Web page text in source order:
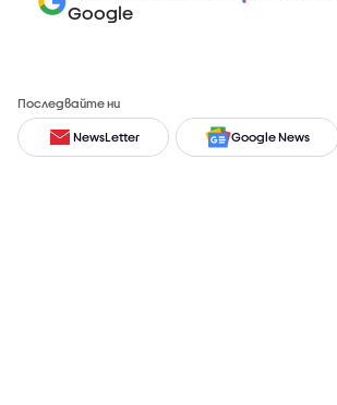
Google
Последвайте ни
NewsLetter Google News